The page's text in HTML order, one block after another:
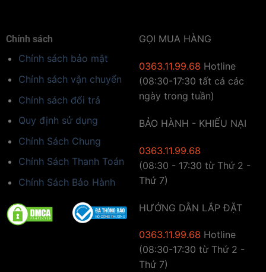
Chính sách
Chính sách bảo mật
Chính sách vận chuyển
Chính sách đổi trả
Quy định sử dụng
Chính Sách Chung
Chính Sách Thanh Toán
Chính Sách Bảo Hành
GỌI MUA HÀNG
0363.11.99.68 Hotline
(08:30-17:30 tất cả các
ngày trong tuần)
BẢO HÀNH - KHIẾU NẠI
0363.11.99.68
(08:30 - 17:30 từ Thứ 2 -
Thứ 7)
HƯỚNG DẪN LẮP ĐẶT
0363.11.99.68 Hotline
(08:30-17:30 từ Thứ 2 -
Thứ 7)